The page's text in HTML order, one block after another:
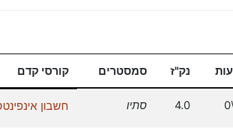
נק"ז סמסטרים קורסי קדם
4.0 סתיו חשבון